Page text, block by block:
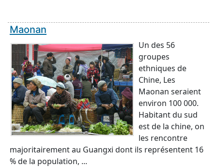
Maonan
Un des 56
groupes
ethniques de
Chine, Les
Maonan seraient
environ 100 000.
Habitant du sud
est de la chine, on
les rencontre
majoritairement au Guangxi dont ils représentent 16
% de la population, ...